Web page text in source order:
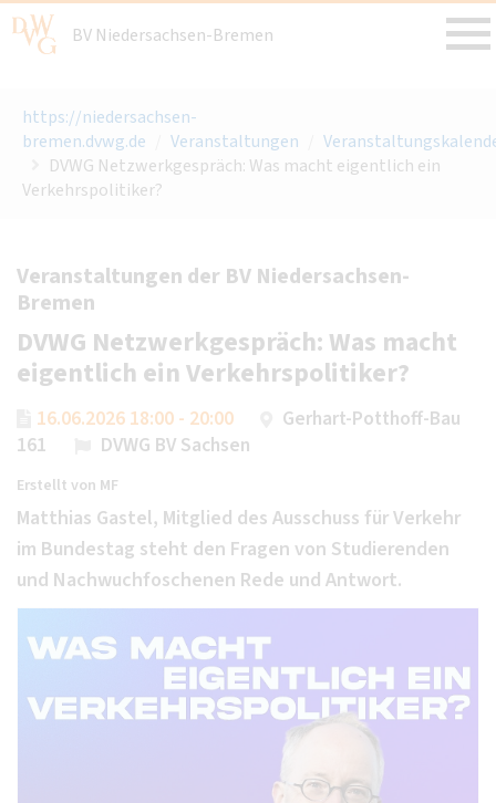
BV Niedersachsen-Bremen
https://niedersachsen-
bremen.dvwg.de
Veranstaltungen
DVWG Netzwerkgespräch: Was macht eigentlich ein
Verkehrspolitiker?
Veranstaltungen der BV Niedersachsen-
Bremen
DVWG Netzwerkgespräch: Was macht
eigentlich ein Verkehrspolitiker?
16.06.2026 18:00 - 20:00
Gerhart-Potthoff-Bau
161
DVWG BV Sachsen
Erstellt von MF
Matthias Gastel, Mitglied des Ausschuss für Verkehr
im Bundestag steht den Fragen von Studierenden
und Nachwuchfoschenen Rede und Antwort.